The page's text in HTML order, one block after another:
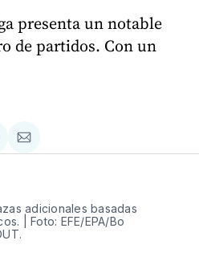
presenta un notable
de partidos. Con un
Compartir
via
adicionales basadas
| Foto: EFE/EPA/Bo